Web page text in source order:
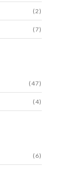
(2)
(7)
(47)
(4)
(6)